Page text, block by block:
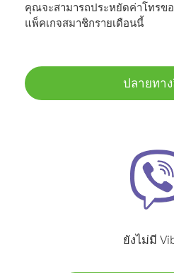
คุณจะสามารถประหยัดค่าโทรข
แพ็คเกจสมาชิกรายเดือนนี้
ปลายทา
ยังไม่มี